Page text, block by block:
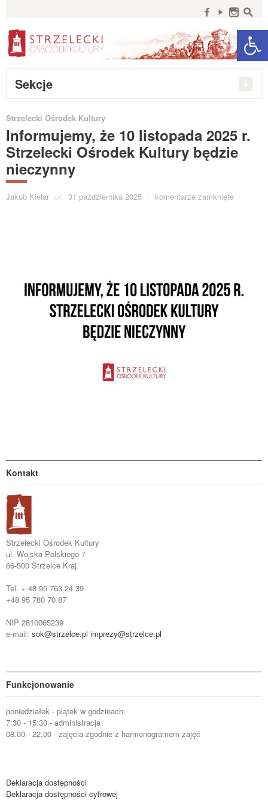
f y n s
Sekcje
Strzelecki Ośrodek Kultury
Informujemy, że 10 listopada 2025 r.
Strzelecki Ośrodek Kultury będzie
nieczynny
Jakub Kielar on 31 października 2025 / komentarze zamknięte
Kontakt
Strzelecki Ośrodek Kultury
ul. Wojska Polskiego 7
66-500 Strzelce Kraj.
Tel. + 48 95 763 24 39
+48 95 780 70 87
NIP 2810065239
e-mail: sok@strzelce.pl imprezy@strzelce.pl
Funkcjonowanie
poniedziałek - piątek w godzinach:
7:30 - 15:30 - administracja
08.00 - 22.00 - zajęcia zgodnie z harmonogramem zajęć
Deklaracja dostępności
Deklaracja dostępności cyfrowej